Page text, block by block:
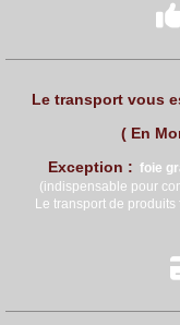
Le transport vous
( En
Exception : foie
(indispensable pour
Le transport de